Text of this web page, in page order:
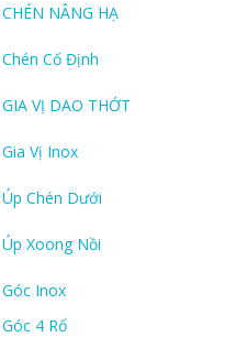
CHÉN NÂNG HẠ
Cố Định
GIA VỊ DAO THỚT
Vị Inox
Chén Dưới
Xoong Nồi
Inox
4 Rổ